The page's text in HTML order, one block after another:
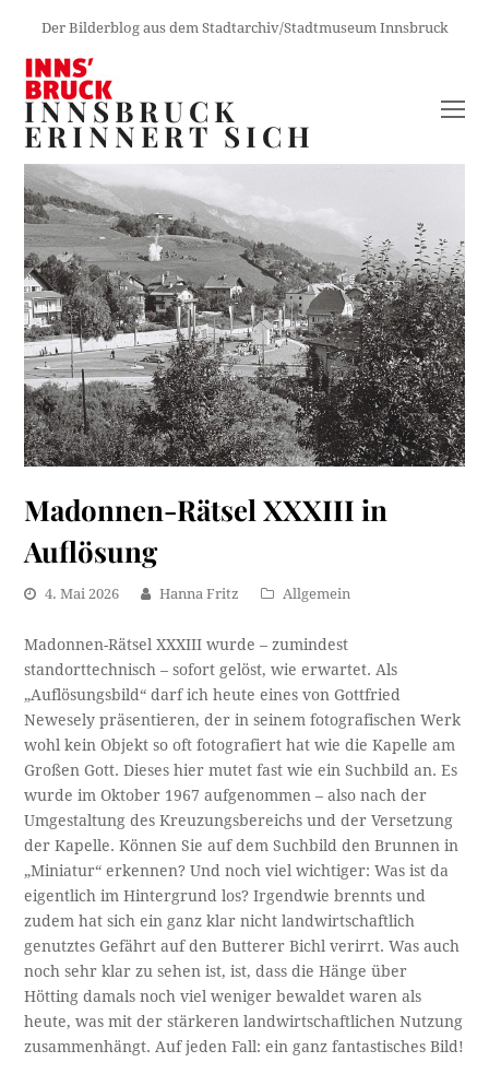
Der Bilderblog aus dem Stadtarchiv/Stadtmuseum Innsbruck
INNSBRUCK
ERINNERT SICH
Madonnen-Rätsel XXXIII in
Auflösung
4. Mai 2026 Hanna Fritz Allgemein
Madonnen-Rätsel XXXIII wurde – zumindest
standorttechnisch – sofort gelöst, wie erwartet. Als
„Auflösungsbild“ darf ich heute eines von Gottfried
Newesely präsentieren, der in seinem fotografischen Werk
wohl kein Objekt so oft fotografiert hat wie die Kapelle am
Großen Gott. Dieses hier mutet fast wie ein Suchbild an. Es
wurde im Oktober 1967 aufgenommen – also nach der
Umgestaltung des Kreuzungsbereichs und der Versetzung
der Kapelle. Können Sie auf dem Suchbild den Brunnen in
„Miniatur“ erkennen? Und noch viel wichtiger: Was ist da
eigentlich im Hintergrund los? Irgendwie brennts und
zudem hat sich ein ganz klar nicht landwirtschaftlich
genutztes Gefährt auf den Butterer Bichl verirrt. Was auch
noch sehr klar zu sehen ist, ist, dass die Hänge über
Hötting damals noch viel weniger bewaldet waren als
heute, was mit der stärkeren landwirtschaftlichen Nutzung
zusammenhängt. Auf jeden Fall: ein ganz fantastisches Bild!